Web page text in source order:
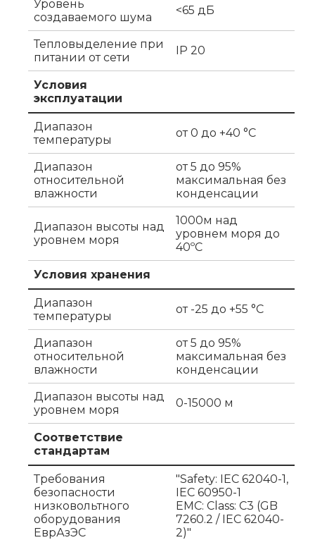
Уровень
создаваемого шума
<65 дБ
Тепловыделение при
питании от сети
IP 20
Условия
эксплуатации
Диапазон
температуры
от 0 до +40 °C
Диапазон
относительной
влажности
от 5 до 95%
максимальная без
конденсации
Диапазон высоты над
уровнем моря
1000м над
уровнем моря до
40ºC
Условия хранения
Диапазон
температуры
от -25 до +55 °C
Диапазон
относительной
влажности
от 5 до 95%
максимальная без
конденсации
Диапазон высоты над
уровнем моря
0-15000 м
Соответствие
стандартам
Требования
безопасности
низковольтного
оборудования
ЕврАзЭС
"Safety: IEC 62040-1,
IEC 60950-1
EMC: Class: C3 (GB
7260.2 / IEC 62040-
2)"